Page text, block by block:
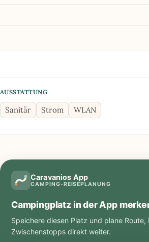
AUSSTATTUNG
Sanitär Strom WLAN
Caravanios App
CAMPING-REISEPLANUNG
Campingplatz in der App
Speichere diesen Platz und plane Route,
Zwischenstopps direkt weiter.